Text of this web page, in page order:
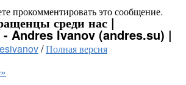
прокомментировать это сообщение.
среди нас |
Andres Ivanov (andres.su) |
/Полная версия